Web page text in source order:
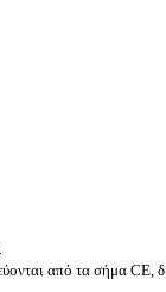
από τα σήμα CE,